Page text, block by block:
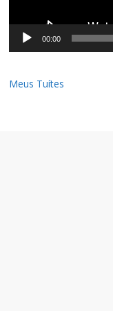
00:00
Meus Tuítes